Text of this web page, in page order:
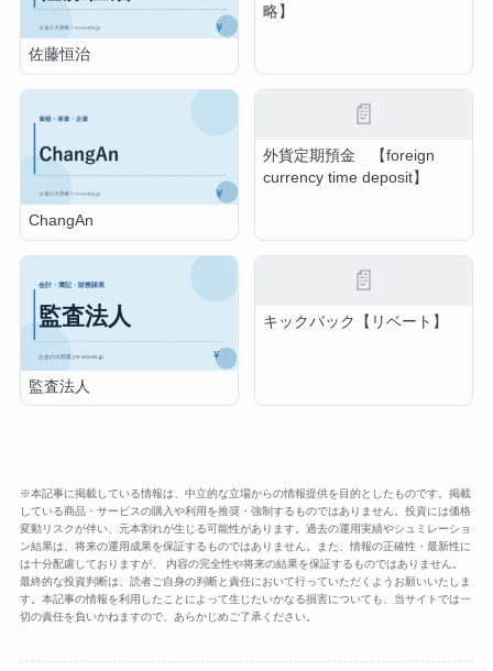
佐藤恒治
略】
ChangAn
📄
外貨定期預金 【foreign
currency time deposit】
監査法人
📄
キックバック【リベート】
※本記事に掲載している情報は、中立的な立場からの情報提供を目的としたものです。掲載
している商品・サービスの購入や利用を推奨・強制するものではありません。投資には価格
変動リスクが伴い、元本割れが生じる可能性があります。過去の運用実績やシュミレーショ
ン結果は、将来の運用成果を保証するものではありません。また、情報の正確性・最新性に
は十分配慮しておりますが、 内容の完全性や将来の結果を保証するものではありません。
最終的な投資判断は、読者ご自身の判断と責任において行っていただくようお願いいたしま
す。本記事の情報を利用したことによって生じたいかなる損害についても、当サイトでは一
切の責任を負いかねますので、あらかじめご了承ください。